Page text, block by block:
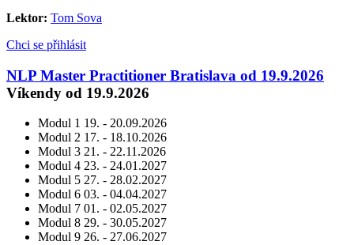
Lektor: Tom Sova
Chci se přihlásit
NLP Master Practitioner Bratislava od 19.9.2026
Víkendy od 19.9.2026
Modul 1 19. - 20.09.2026
Modul 2 17. - 18.10.2026
Modul 3 21. - 22.11.2026
Modul 4 23. - 24.01.2027
Modul 5 27. - 28.02.2027
Modul 6 03. - 04.04.2027
Modul 7 01. - 02.05.2027
Modul 8 29. - 30.05.2027
Modul 9 26. - 27.06.2027